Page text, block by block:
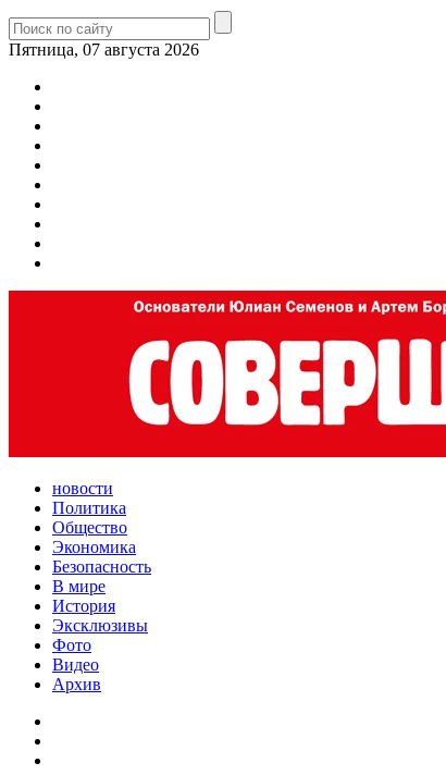
Пятница, 07 августа 2026
новости
Политика
Общество
Экономика
Безопасность
В мире
История
Эксклюзивы
Фото
Видео
Архив